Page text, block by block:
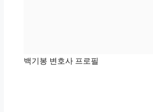
백기봉 변호사 프로필